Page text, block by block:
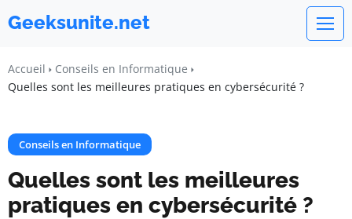
Geeksunite.net
Accueil
Conseils en Informatique
Quelles sont les meilleures pratiques en cybersécurité ?
Conseils en Informatique
Quelles sont les meilleures
pratiques en cybersécurité ?